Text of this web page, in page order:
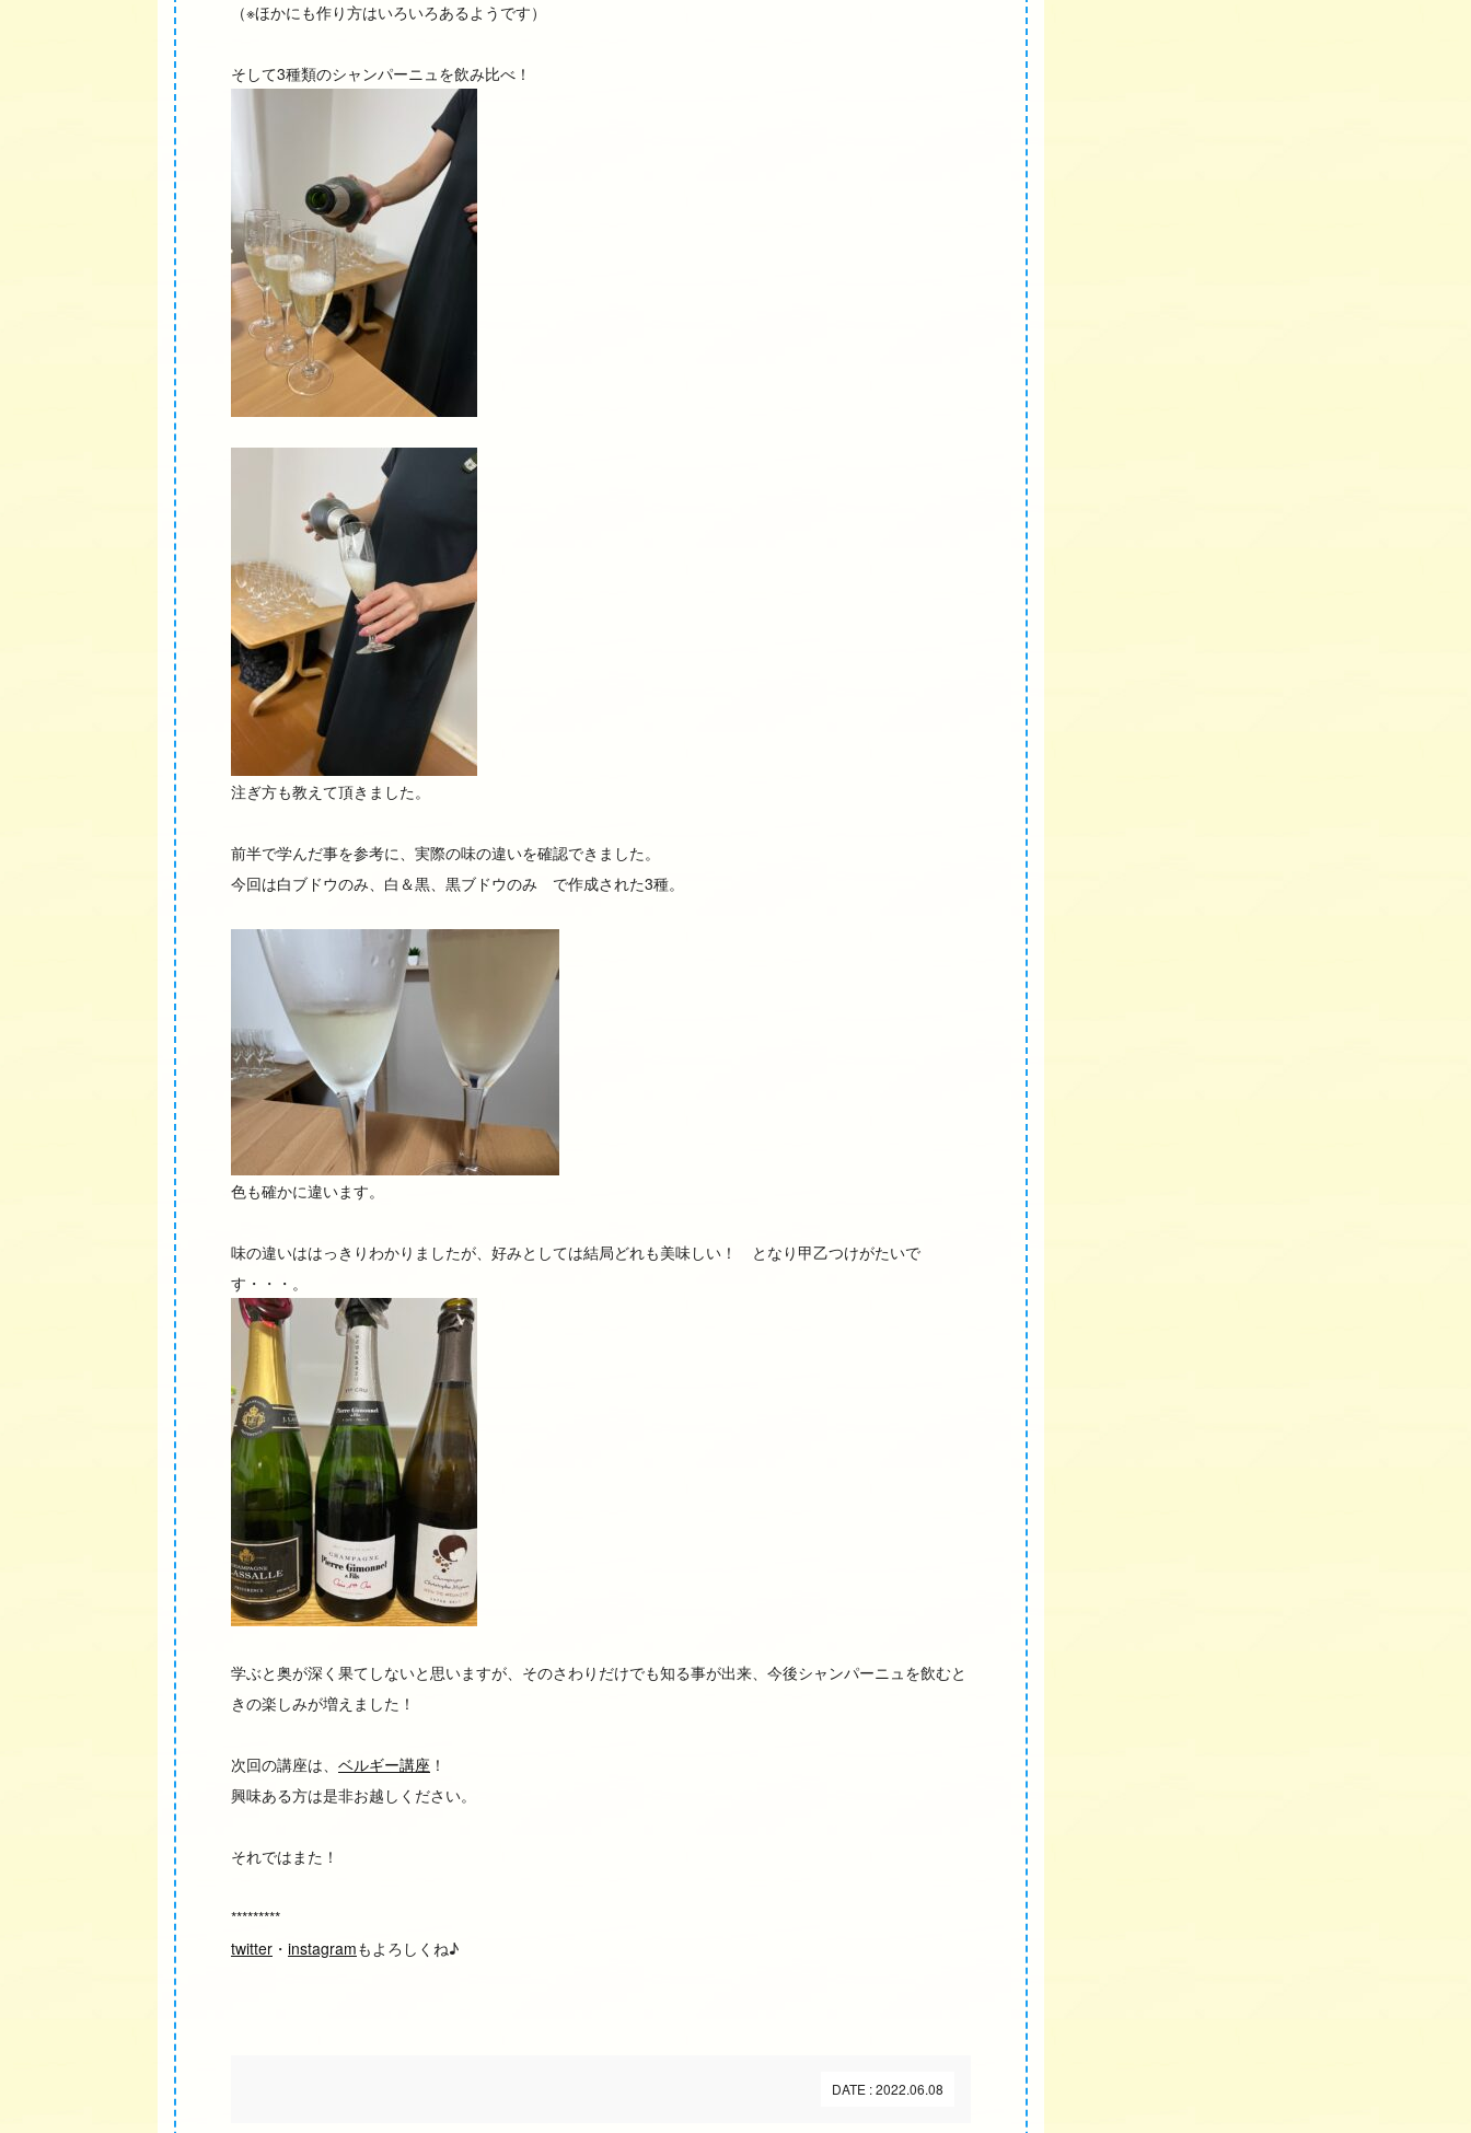
（※ほかにも作り方はいろいろあるようです）
そして3種類のシャンパーニュを飲み比べ！
注ぎ方も教えて頂きました。
前半で学んだ事を参考に、実際の味の違いを確認できました。
今回は白ブドウのみ、白＆黒、黒ブドウのみ で作成された3種。
色も確かに違います。
味の違いははっきりわかりましたが、好みとしては結局どれも美味しい！ となり甲乙つけがたいで
す・・・。
学ぶと奥が深く果てしないと思いますが、そのさわりだけでも知る事が出来、今後シャンパーニュを飲むと
きの楽しみが増えました！
次回の講座は、 ベルギー講座 ！
興味ある方は是非お越しください。
それではまた！
*********
twitter ・ instagramもよろしくね♪
DATE : 2022.06.08